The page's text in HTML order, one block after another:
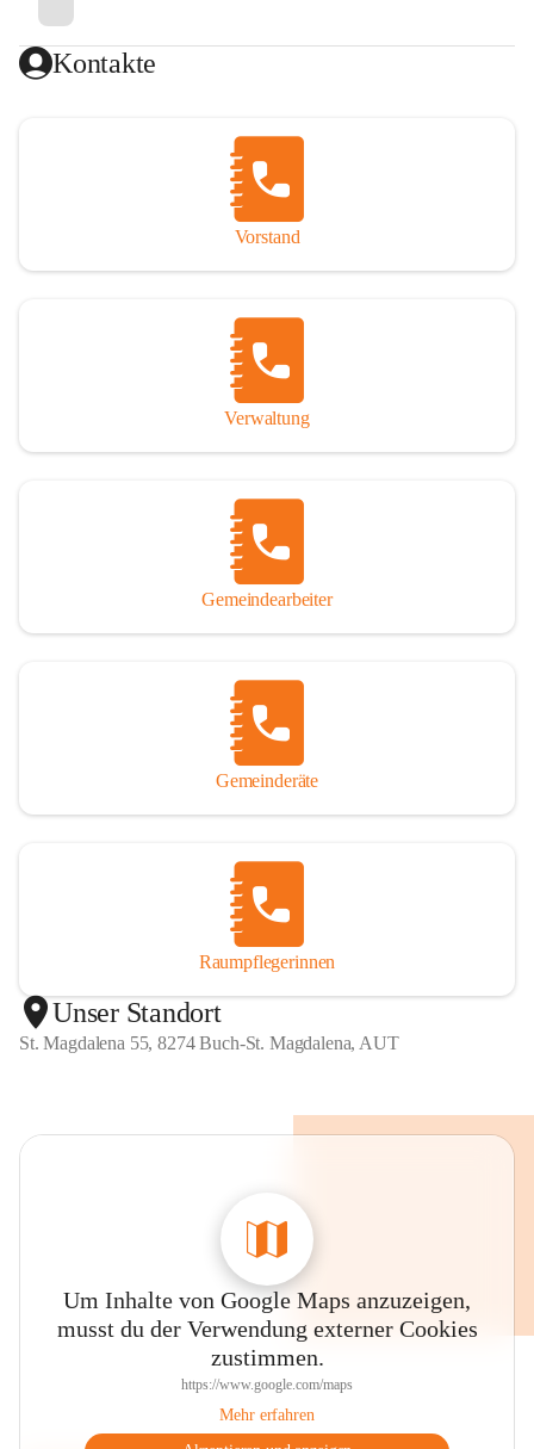
Kontakte
Vorstand
Verwaltung
Gemeindearbeiter
Gemeinderäte
Raumpflegerinnen
Unser Standort
St. Magdalena 55, 8274 Buch-St. Magdalena, AUT
Um Inhalte von Google Maps anzuzeigen,
musst du der Verwendung externer Cookies
zustimmen.
https://www.google.com/maps
Mehr erfahren